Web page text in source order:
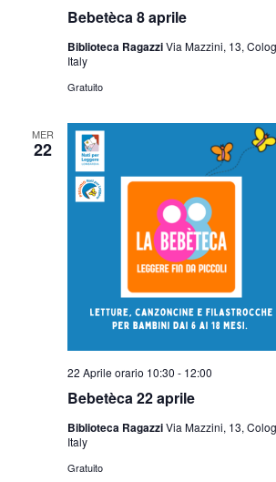
Bebetèca 8 aprile
Biblioteca RagazziVia Mazzini, 13,
Italy
Gratuito
MER
22
Bebetèca 22 aprile
22 Aprile orario 10:30 - 12:00
Biblioteca RagazziVia Mazzini, 13,
Italy
Gratuito